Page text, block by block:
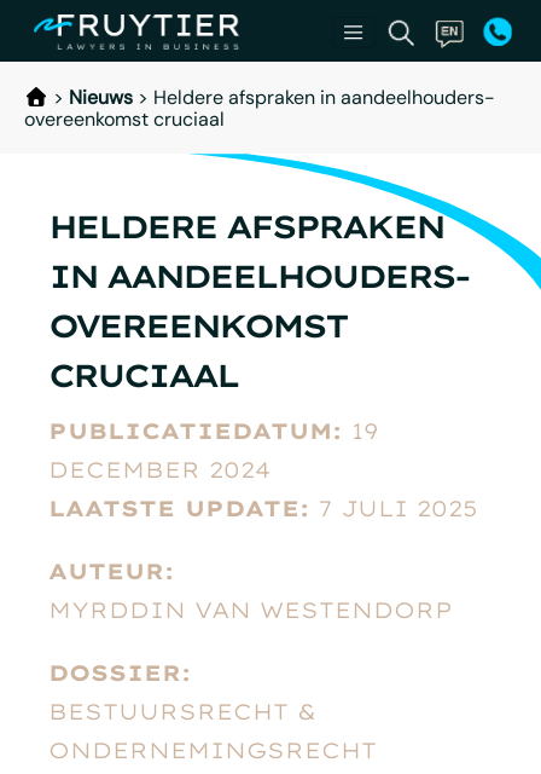
> Nieuws > Heldere afspraken in aandeelhouders­
overeenkomst cruciaal
HELDERE AFSPRAKEN
IN AANDEELHOUDERS­
OVEREENKOMST
CRUCIAAL
PUBLICATIEDATUM: 19
DECEMBER 2024
LAATSTE UPDATE: 7 JULI 2025
AUTEUR:
MYRDDIN VAN WESTENDORP
DOSSIER:
BESTUURSRECHT &
ONDERNEMINGSRECHT